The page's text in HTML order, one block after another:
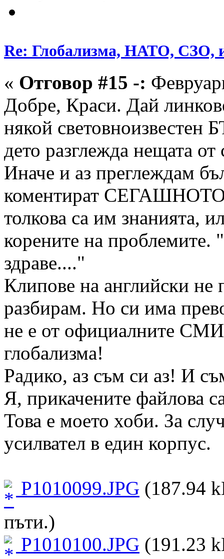
Re: Глобализма, НАТО, СЗО, и
« Отговор #15 -:
Добре, Краси. Дай
някой
дето разглежда нещата
Иначе и аз преглеждам
коментират СЕГАШНОТО
толкова са им знанията,
корените на проблемите.
здраве...."
Клипове на английски не
разбирам. Но си има
не е от официалните
глобализма!
Радико, аз съм си аз! И
Я, прикачените файлова
Това е моето хоби. За
усилвател в един корпус.
P1010099.JPG (187.94
пъти.)
P1010100.JPG (191.23